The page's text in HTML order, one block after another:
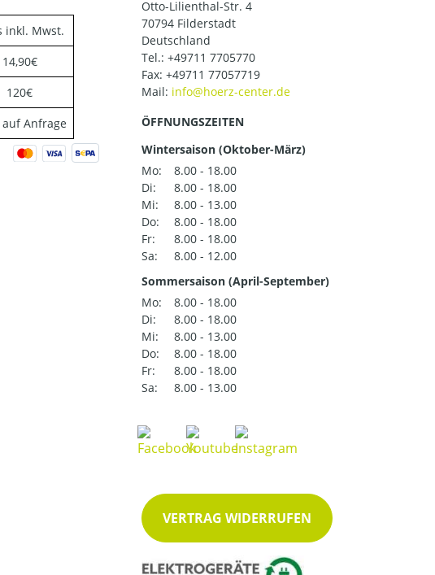
inkl. Mwst.
14,90€
120€
auf Anfrage
Otto-Lilienthal-Str. 4
70794 Filderstadt
Deutschland
Tel.: +49711 7705770
Fax: +49711 77057719
Mail:
ÖFFNUNGSZEITEN
Wintersaison (Oktober-März)
Mo:
8.00 - 18.00
Di:
8.00 - 18.00
Mi:
8.00 - 13.00
Do:
8.00 - 18.00
Fr:
8.00 - 18.00
Sa:
8.00 - 12.00
Sommersaison (April-September)
Mo:
8.00 - 18.00
Di:
8.00 - 18.00
Mi:
8.00 - 13.00
Do:
8.00 - 18.00
Fr:
8.00 - 18.00
Sa:
8.00 - 13.00
VERTRAG WIDERRUFEN